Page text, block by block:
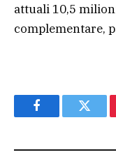
attuali 10,5
complementare,
Facebook